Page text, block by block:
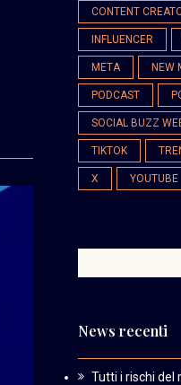
CONTENT
INFLUENCER
META NEW
PODCAST
SOCIAL BUZZ
TIKTOK
X YOUTUBE
News recenti
Tutti i rischi del